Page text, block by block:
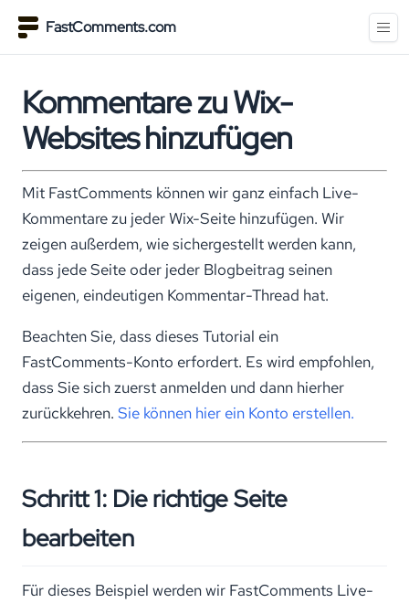
FastComments.com
Kommentare zu Wix-
Websites hinzufügen
Mit FastComments können wir ganz einfach Live-
Kommentare zu jeder Wix-Seite hinzufügen. Wir
zeigen außerdem, wie sichergestellt werden kann,
dass jede Seite oder jeder Blogbeitrag seinen
eigenen, eindeutigen Kommentar-Thread hat.
Beachten Sie, dass dieses Tutorial ein
FastComments-Konto erfordert. Es wird empfohlen,
dass Sie sich zuerst anmelden und dann hierher
zurückkehren. Sie können hier ein Konto erstellen.
Schritt 1: Die richtige Seite
bearbeiten
Für dieses Beispiel werden wir FastComments Live-